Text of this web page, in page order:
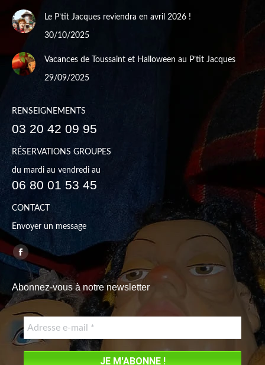
Le P’tit Jacques reviendra en avril 2026 !
30/10/2025
Vacances de Toussaint et Halloween au P’tit Jacques
29/09/2025
RENSEIGNEMENTS
03 20 42 09 95
RÉSERVATIONS GROUPES
du mardi au vendredi au
06 80 01 53 45
CONTACT
Envoyer un message
Trouvez nous sur :
Facebook
page
opens
in
new
window
Abonnez-vous à notre newsletter